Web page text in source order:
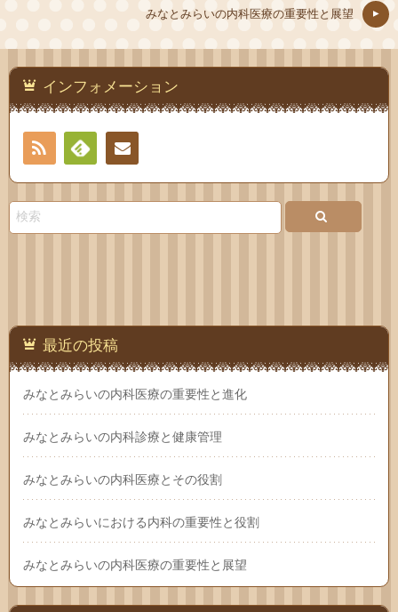
みなとみらいの内科医療の重要性と展望
インフォメーション
RSS
Feedlyお問
最近の投稿
みなとみらいの内科医療の重要性と進化
みなとみらいの内科診療と健康管理
みなとみらいの内科医療とその役割
みなとみらいにおける内科の重要性と役割
みなとみらいの内科医療の重要性と展望